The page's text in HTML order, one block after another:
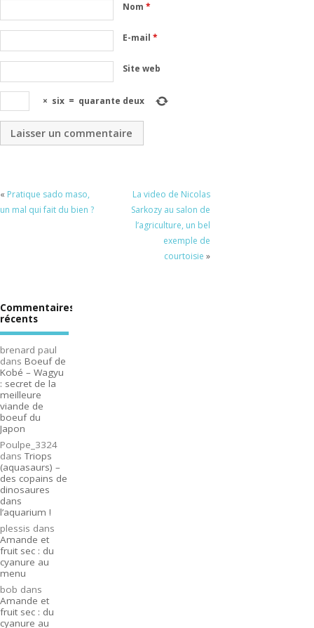
Nom*
E-mail*
Site web
× six = quarante deux
« Pratique sado maso,
un mal qui fait du bien ?
La video de Nicolas
Sarkozy au salon de
l’agriculture, un bel
exemple de
courtoisie »
Commentaires
récents
brenard paul
dans Boeuf de
Kobé – Wagyu
: secret de la
meilleure
viande de
boeuf du
Japon
Poulpe_3324
dansTriops
(aquasaurs) –
des copains de
dinosaures
dans
l’aquarium !
plessis dans
Amande et
fruit sec : du
cyanure au
menu
bob dans
Amande et
fruit sec : du
cyanure au